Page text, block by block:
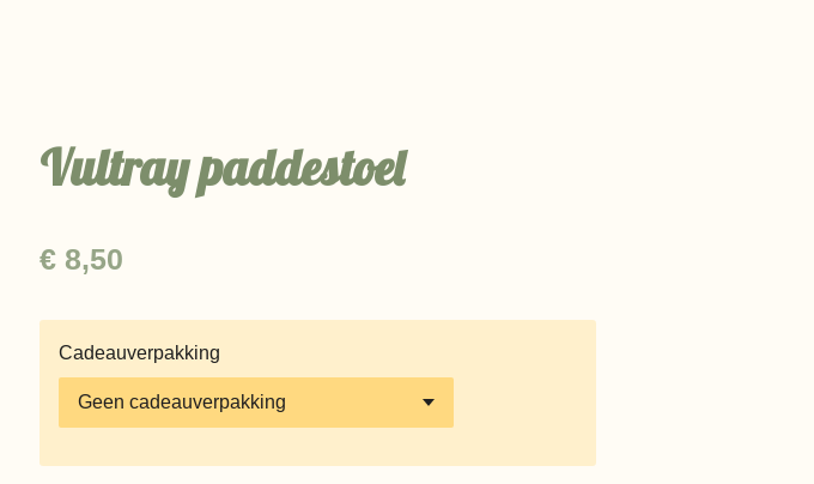
Vultray paddestoel
€ 8,50
Cadeauverpakking